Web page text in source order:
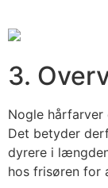
3.
Nogle hårfarver
Det betyder
dyrere i
hos frisøren for